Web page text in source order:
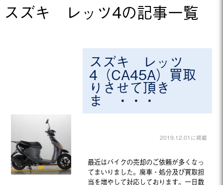
スズキ レッツ4の記事一覧
スズキ レッツ
4（CA45A）買取
りさせて頂き
ま ・・・
2019.12.01に掲載
最近はバイクの売却のご依頼が多くなっ
てまいりました。廃車・処分及び買取担
当を増やして対応しております。一日数